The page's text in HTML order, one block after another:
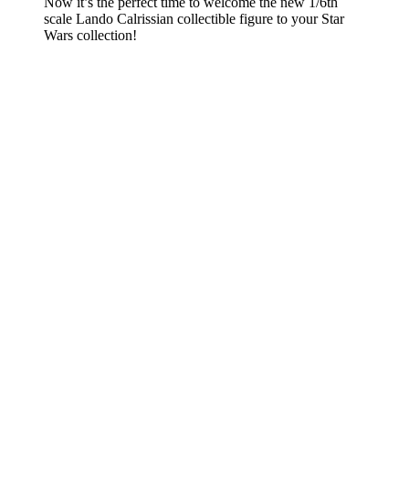
scale Lando Calrissian collectible figure to your Star
Wars collection!